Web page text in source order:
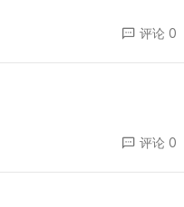
评论 0
评论 0